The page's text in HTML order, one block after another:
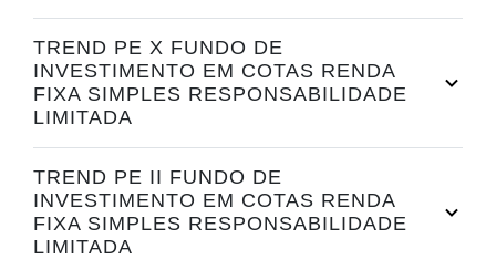
TREND PE X FUNDO DE
INVESTIMENTO EM COTAS RENDA
FIXA SIMPLES RESPONSABILIDADE
LIMITADA
TREND PE II FUNDO DE
INVESTIMENTO EM COTAS RENDA
FIXA SIMPLES RESPONSABILIDADE
LIMITADA